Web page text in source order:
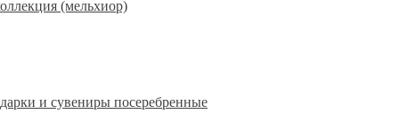
(мельхиор)
и сувениры посеребренные